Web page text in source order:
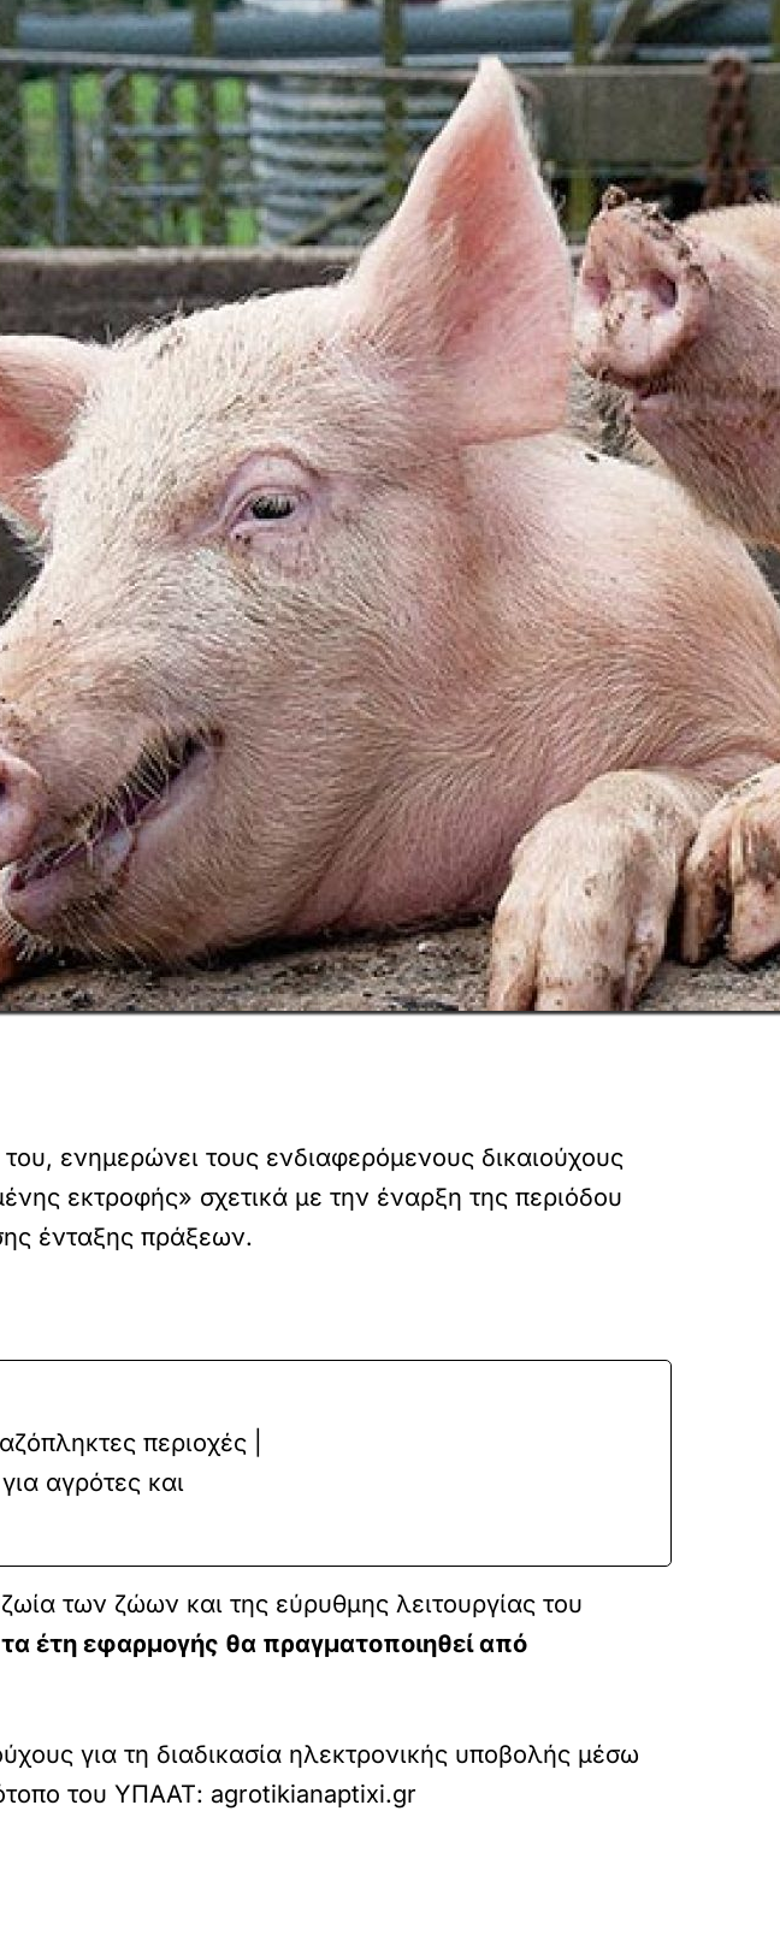
ενημερώνει τους ενδιαφερόμενους δικαιούχους
εκτροφής» σχετικά με την έναρξη της περιόδου
ένταξης πράξεων.
περιοχές |
αγρότες και
των ζώων και της εύρυθμης λειτουργίας του
έτη εφαρμογής θα πραγματοποιηθεί από
για τη διαδικασία ηλεκτρονικής υποβολής μέσω
του ΥΠΑΑΤ: agrotikianaptixi.gr